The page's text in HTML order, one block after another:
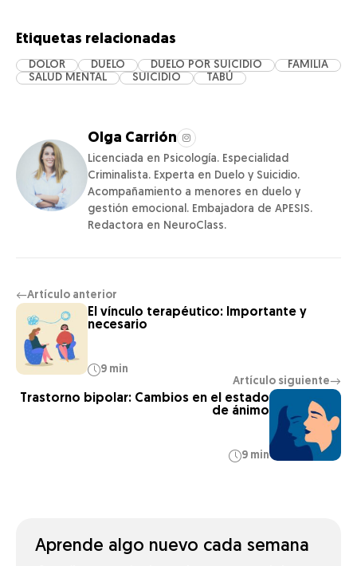
Etiquetas relacionadas
DOLOR DUELO DUELO POR SUICIDIO
FAMILIA
SALUD MENTAL
SUICIDIO TABÚ
Olga Carrión
Licenciada en Psicología. Especialidad
Criminalista. Experta en Duelo y Suicidio.
Acompañamiento a menores en duelo y
gestión emocional. Embajadora de APESIS.
Redactora en NeuroClass.
←Artículo anterior
El vínculo terapéutico: Importante y
necesario
9 min
Artículo siguiente→
Trastorno bipolar: Cambios en el estado
de ánimo
9 min
Aprende algo nuevo cada semana